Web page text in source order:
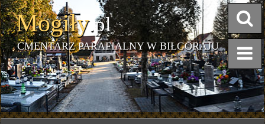
Mogiły.pl
CMENTARZ PARAFIALNY W BIŁGORAJU